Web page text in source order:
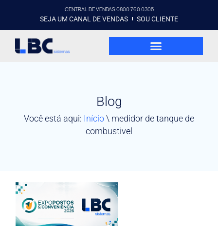
CENTRAL DE VENDAS 0800 760 0305
SEJA UM CANAL DE VENDAS SOU CLIENTE
Blog
Você está aqui: Início\ medidor de tanque de
combustivel